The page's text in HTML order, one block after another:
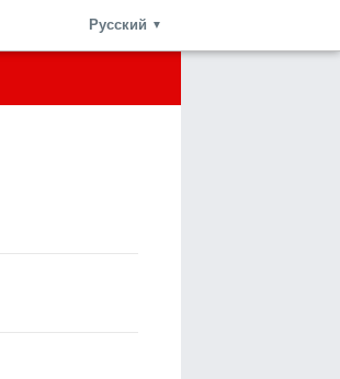
Русский ▼